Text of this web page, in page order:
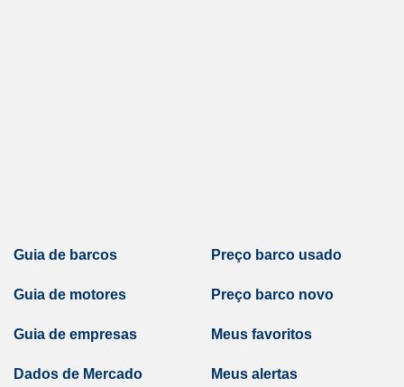
Guia de barcos
Guia de motores
Guia de empresas
Dados de Mercado
Preço barco usado
Preço barco novo
Meus favoritos
Meus alertas